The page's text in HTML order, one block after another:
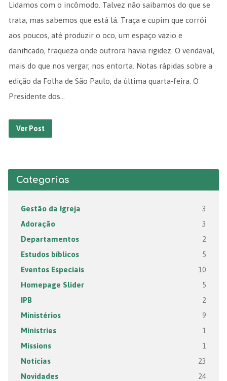
Lidamos com o incômodo. Talvez não saibamos do que se
trata, mas sabemos que está lá. Traça e cupim que corrói
aos poucos, até produzir o oco, um espaço vazio e
danificado, fraqueza onde outrora havia rigidez. O vendaval,
mais do que nos vergar, nos entorta. Notas rápidas sobre a
edição da Folha de São Paulo, da última quarta-feira. O
Presidente dos…
Ver Post
Categorias
Gestão da Igreja 3
Adoração 3
Departamentos 2
Estudos bíblicos 5
Eventos Especiais 10
Homepage Slider 5
IPB 2
Ministérios 9
Ministries 1
Missions 1
Notícias 23
Novidades 24